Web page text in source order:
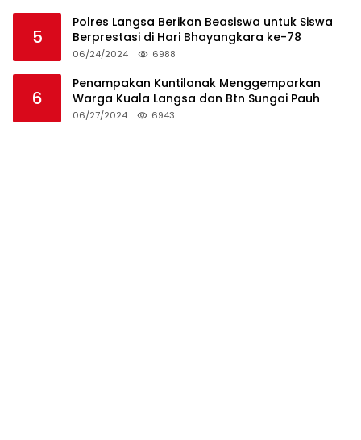
5
Polres Langsa Berikan Beasiswa untuk Siswa
Berprestasi di Hari Bhayangkara ke-78
06/24/2024 6988
6
Penampakan Kuntilanak Menggemparkan
Warga Kuala Langsa dan Btn Sungai Pauh
06/27/2024 6943